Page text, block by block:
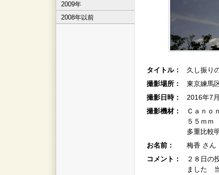
2009年
2008年以前
タイトル：
久し振り
撮影場所：
東京練馬
撮影日時：
2016年7
撮影機材：
Ｃａｎ
５５ｍ
多重比較
お名前：
梅香 さん
コメント：
２８日の
ました